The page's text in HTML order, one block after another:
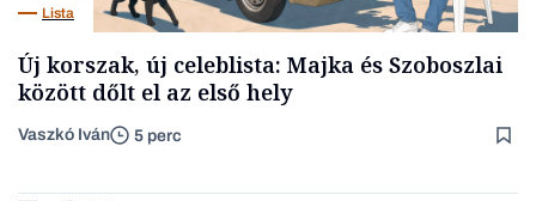
Lista
Új korszak, új celeblista: Majka és Szoboszlai
között dőlt el az első hely
Vaszkó Iván 5 perc